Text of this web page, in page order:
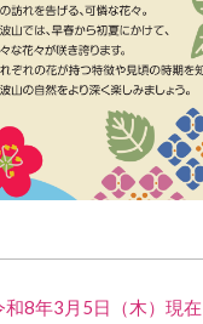
和8年3月5日（木）現在